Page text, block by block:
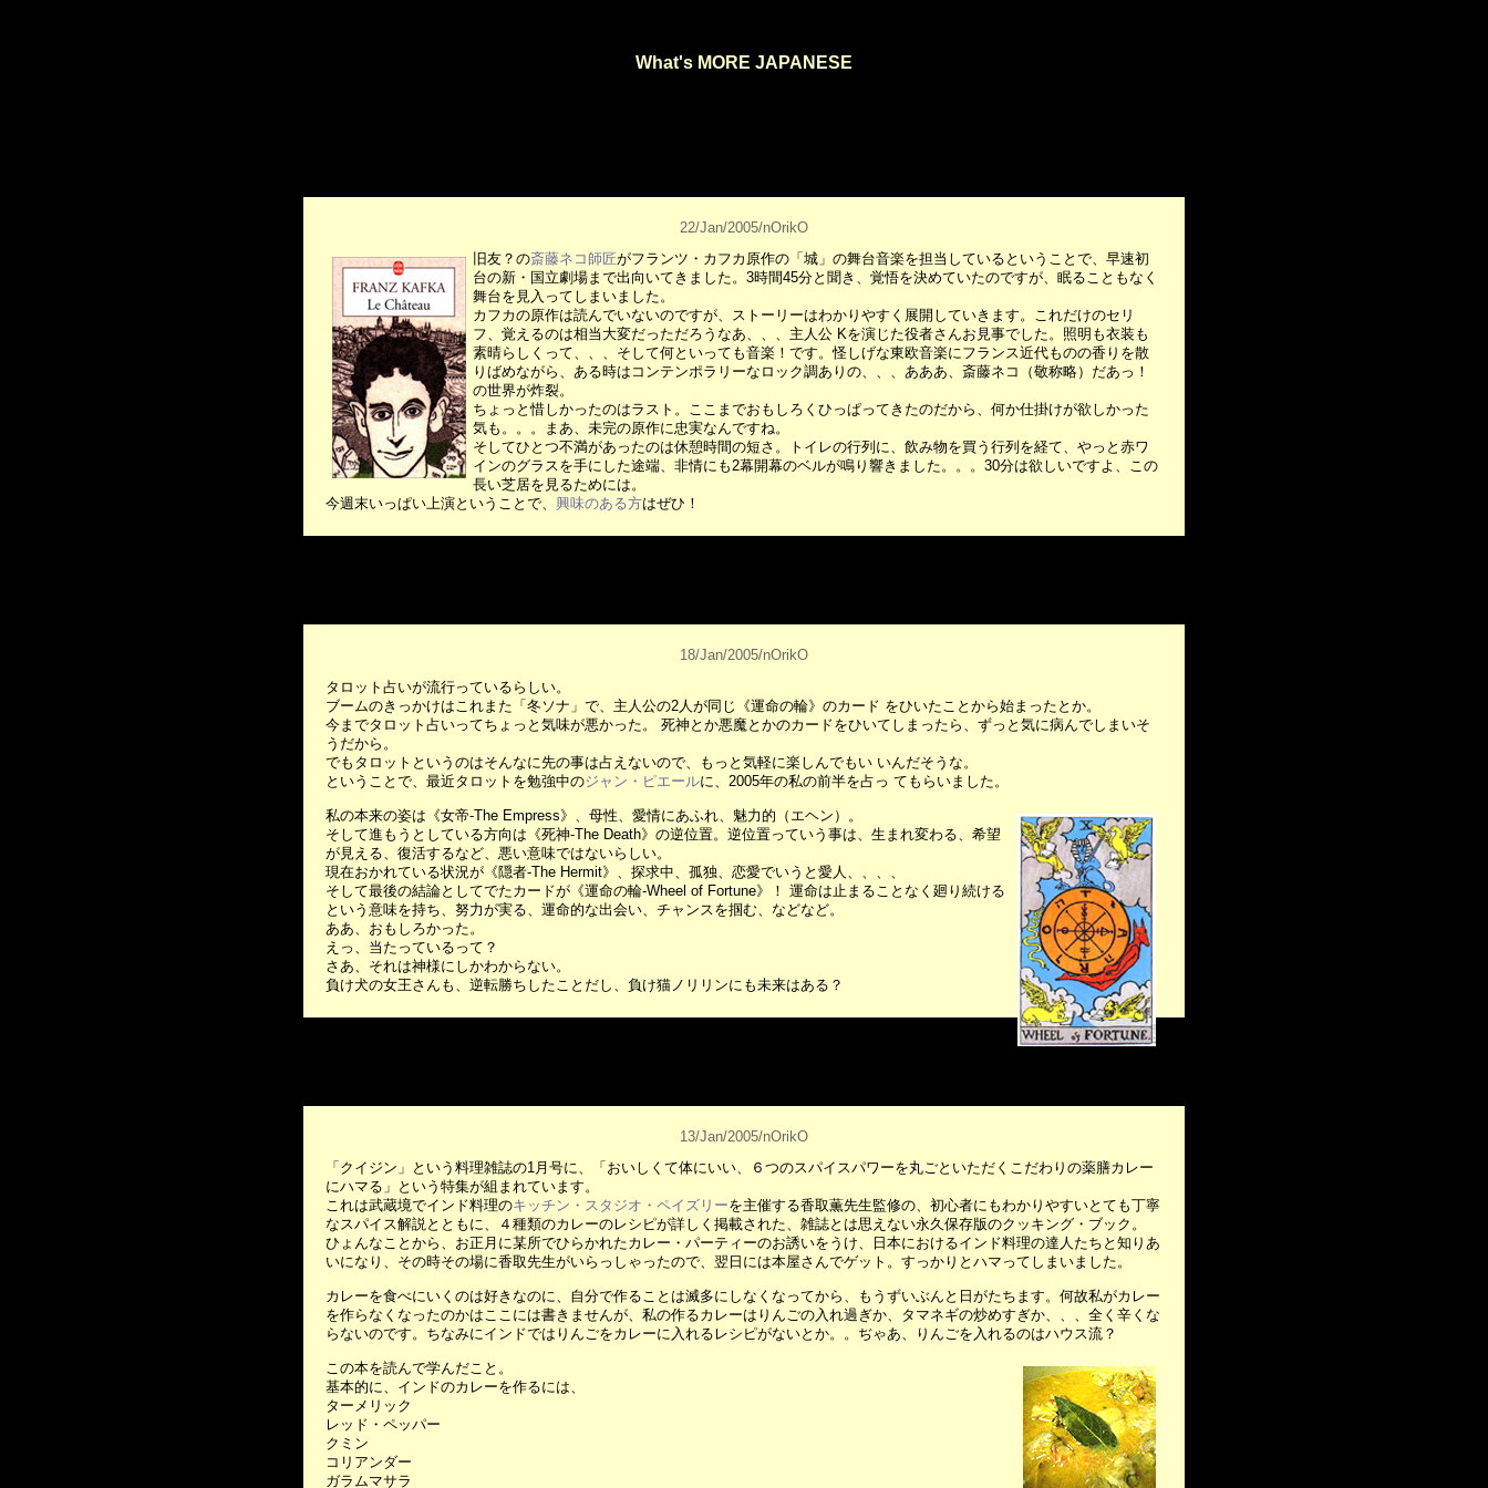
What's MORE JAPANESE
22/Jan/2005/nOrikO
旧友？の斎藤ネコ師匠がフランツ・カフカ原作の「城」の舞台音楽を担当しているということで、早速初
台の新・国立劇場まで出向いてきました。3時間45分と聞き、覚悟を決めていたのですが、眠ることもなく
舞台を見入ってしまいました。
カフカの原作は読んでいないのですが、ストーリーはわかりやすく展開していきます。これだけのセリ
フ、覚えるのは相当大変だっただろうなあ、、、主人公 Kを演じた役者さんお見事でした。照明も衣装も
素晴らしくって、、、そして何といっても音楽！です。怪しげな東欧音楽にフランス近代ものの香りを散
りばめながら、ある時はコンテンポラリーなロック調ありの、、、あああ、斎藤ネコ（敬称略）だあっ！
の世界が炸裂。
ちょっと惜しかったのはラスト。ここまでおもしろくひっぱってきたのだから、何か仕掛けが欲しかった
気も。。。まあ、未完の原作に忠実なんですね。
そしてひとつ不満があったのは休憩時間の短さ。トイレの行列に、飲み物を買う行列を経て、やっと赤ワ
インのグラスを手にした途端、非情にも2幕開幕のベルが鳴り響きました。。。30分は欲しいですよ、この
長い芝居を見るためには。
今週末いっぱい上演ということで、 興味のある方はぜひ！
18/Jan/2005/nOrikO
タロット占いが流行っているらしい。
ブームのきっかけはこれまた「冬ソナ」で、主人公の2人が同じ《運命の輪》のカード をひいたことから始まったとか。
今までタロット占いってちょっと気味が悪かった。 死神とか悪魔とかのカードをひいてしまったら、ずっと気に病んでしまいそ
うだから。
でもタロットというのはそんなに先の事は占えないので、もっと気軽に楽しんでもい いんだそうな。
ということで、最近タロットを勉強中のジャン・ピエールに、2005年の私の前半を占っ てもらいました。
私の本来の姿は《女帝-The Empress》、母性、愛情にあふれ、魅力的（エヘン）。
そして進もうとしている方向は《死神-The Death》の逆位置。逆位置っていう事は、生まれ変わる、希望
が見える、復活するなど、悪い意味ではないらしい。
現在おかれている状況が《隠者-The Hermit》、探求中、孤独、恋愛でいうと愛人、、、、
そして最後の結論としてでたカードが《運命の輪-Wheel of Fortune》！ 運命は止まることなく廻り続ける
という意味を持ち、努力が実る、運命的な出会い、チャンスを掴む、などなど。
ああ、おもしろかった。
えっ、当たっているって？
さあ、それは神様にしかわからない。
負け犬の女王さんも、逆転勝ちしたことだし、負け猫ノリリンにも未来はある？
13/Jan/2005/nOrikO
「クイジン」という料理雑誌の1月号に、「おいしくて体にいい、６つのスパイスパワーを丸ごといただくこだわりの薬膳カレー
にハマる」という特集が組まれています。
これは武蔵境でインド料理のキッチン・スタジオ・ペイズリーを主催する香取薫先生監修の、初心者にもわかりやすいとても丁寧
なスパイス解説とともに、４種類のカレーのレシピが詳しく掲載された、雑誌とは思えない永久保存版のクッキング・ブック。
ひょんなことから、お正月に某所でひらかれたカレー・パーティーのお誘いをうけ、日本におけるインド料理の達人たちと知りあ
いになり、その時その場に香取先生がいらっしゃったので、翌日には本屋さんでゲット。すっかりとハマってしまいました。
カレーを食べにいくのは好きなのに、自分で作ることは滅多にしなくなってから、もうずいぶんと日がたちます。何故私がカレー
を作らなくなったのかはここには書きませんが、私の作るカレーはりんごの入れ過ぎか、タマネギの炒めすぎか、、、全く辛くな
らないのです。ちなみにインドではりんごをカレーに入れるレシピがないとか。。ぢゃあ、りんごを入れるのはハウス流？
この本を読んで学んだこと。
基本的に、インドのカレーを作るには、
ターメリック
レッド・ペッパー
クミン
コリアンダー
ガラムマサラ